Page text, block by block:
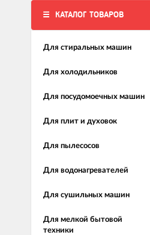
КАТАЛОГ ТОВАРОВ
Для стиральных машин
Для холодильников
Для посудомоечных машин
Для плит и духовок
Для пылесосов
Для водонагревателей
Для сушильных машин
Для мелкой бытовой
техники